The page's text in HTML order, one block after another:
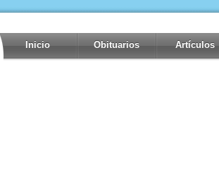
Inicio Obituarios Artículos